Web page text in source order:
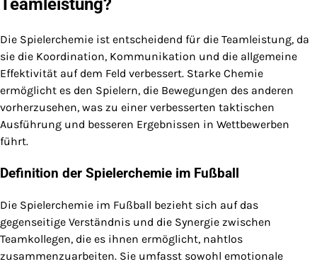
Teamleistung?
Die Spielerchemie ist entscheidend für die Teamleistung, da
sie die Koordination, Kommunikation und die allgemeine
Effektivität auf dem Feld verbessert. Starke Chemie
ermöglicht es den Spielern, die Bewegungen des anderen
vorherzusehen, was zu einer verbesserten taktischen
Ausführung und besseren Ergebnissen in Wettbewerben
führt.
Definition der Spielerchemie im Fußball
Die Spielerchemie im Fußball bezieht sich auf das
gegenseitige Verständnis und die Synergie zwischen
Teamkollegen, die es ihnen ermöglicht, nahtlos
zusammenzuarbeiten. Sie umfasst sowohl emotionale